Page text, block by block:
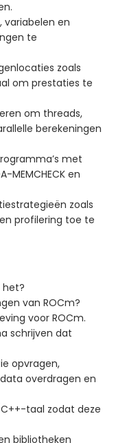
variabelen en
te
zoals
om prestaties te
om threads,
berekeningen
met
MEMCHECK en
zoals
profilering toe te
het?
van ROCm?
voor ROCm.
schrijven dat
opvragen,
overdragen en
taal zodat deze
bibliotheken